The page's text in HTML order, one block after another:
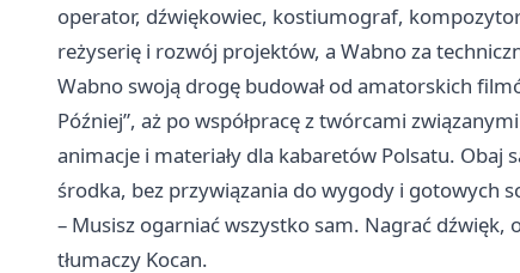
operator, dźwiękowiec, kostiumograf,
reżyserię i rozwój projektów, a Wabno za
Wabno swoją drogę budował od amatorskich
Później”, aż po współpracę z twórcami
animacje i materiały dla kabaretów Polsatu. Obaj
środka, bez przywiązania do wygody i gotowych
– Musisz ogarniać wszystko sam. Nagrać
tłumaczy Kocan.